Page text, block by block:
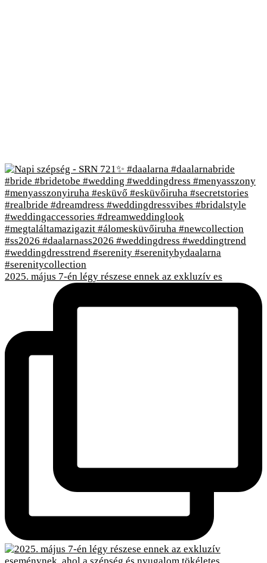
2025. május 7-én légy részese ennek az exkluzív es